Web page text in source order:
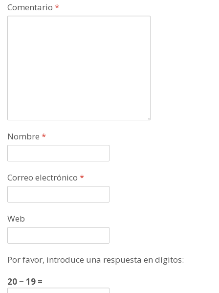
Comentario *
Nombre *
Correo electrónico *
Web
Por favor, introduce una respuesta en dígitos:
20 − 19 =